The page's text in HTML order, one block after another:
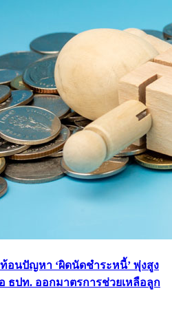
อนปัญหา ‘ผิดนัดชำระหนี้’ พุ่งสูง
ธปท. ออกมาตรการช่วยเหลือลูก